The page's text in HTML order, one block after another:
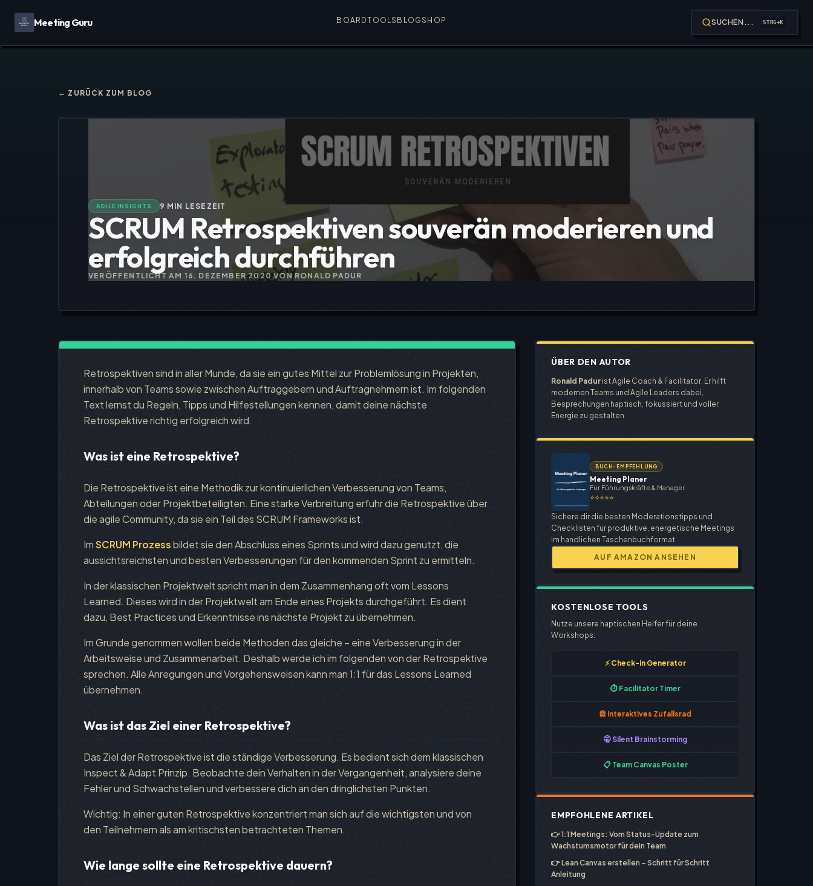
Meeting Guru BOARDTOOLS BLOGSHOP SUCHEN... STRG+K
← ZURÜCK ZUM BLOG
AGILE INSIGHTS 9 MIN LESEZEIT
SCRUM Retrospektiven souverän moderieren und
erfolgreich durchführen
VERÖFFENTLICHT AM 16. DEZEMBER 2020VON RONALD PADUR
Retrospektiven sind in aller Munde, da sie ein gutes Mittel zur Problemlösung in Projekten,
innerhalb von Teams sowie zwischen Auftraggebern und Auftragnehmern ist. Im folgenden
Text lernst du Regeln, Tipps und Hilfestellungen kennen, damit deine nächste
Retrospektive richtig erfolgreich wird.
Was ist eine Retrospektive?
Die Retrospektive ist eine Methodik zur kontinuierlichen Verbesserung von Teams,
Abteilungen oder Projektbeteiligten. Eine starke Verbreitung erfuhr die Retrospektive über
die agile Community, da sie ein Teil des SCRUM Frameworks ist.
ImSCRUM Prozessbildet sie den Abschluss eines Sprints und wird dazu genutzt, die
aussichtsreichsten und besten Verbesserungen für den kommenden Sprint zu ermitteln.
In der klassischen Projektwelt spricht man in dem Zusammenhang oft vom Lessons
Learned. Dieses wird in der Projektwelt am Ende eines Projekts durchgeführt. Es dient
dazu, Best Practices und Erkenntnisse ins nächste Projekt zu übernehmen.
Im Grunde genommen wollen beide Methoden das gleiche – eine Verbesserung in der
Arbeitsweise und Zusammenarbeit. Deshalb werde ich im folgenden von der Retrospektive
sprechen. Alle Anregungen und Vorgehensweisen kann man 1:1 für das Lessons Learned
übernehmen.
Was ist das Ziel einer Retrospektive?
Das Ziel der Retrospektive ist die ständige Verbesserung. Es bedient sich dem klassischen
Inspect & Adapt Prinzip. Beobachte dein Verhalten in der Vergangenheit, analysiere deine
Fehler und Schwachstellen und verbessere dich an den dringlichsten Punkten.
Wichtig: In einer guten Retrospektive konzentriert man sich auf die wichtigsten und von
den Teilnehmern als am kritischsten betrachteten Themen.
Wie lange sollte eine Retrospektive dauern?
ÜBER DEN AUTOR
Ronald Padur ist Agile Coach & Facilitator. Er hilft
modernen Teams und Agile Leaders dabei,
Besprechungen haptisch, fokussiert und voller
Energie zu gestalten.
BUCH-EMPFEHLUNG
Meeting Planer
Für Führungskräfte & Manager
⭐⭐⭐⭐⭐
Sichere dir die besten Moderationstipps und
Checklisten für produktive, energetische Meetings
im handlichen Taschenbuchformat.
AUF AMAZON ANSEHEN
KOSTENLOSE TOOLS
Nutze unsere haptischen Helfer für deine
Workshops:
⚡ Check-in Generator
⏱️ Facilitator Timer
🎡 Interaktives Zufallsrad
🤫 Silent Brainstorming
📋 Team Canvas Poster
EMPFOHLENE ARTIKEL
👉1:1 Meetings: Vom Status-Update zum
Wachstumsmotor für dein Team
👉Lean Canvas erstellen – Schritt für Schritt
Anleitung